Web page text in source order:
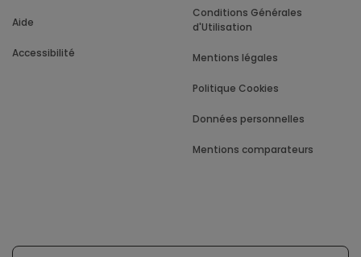
Aide
Accessibilité
Conditions Générales
d'Utilisation
Mentions légales
Politique Cookies
Données personnelles
Mentions comparateurs